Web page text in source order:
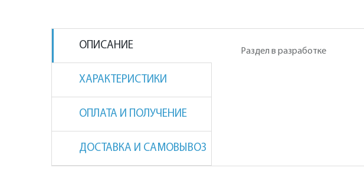
ОПИСАНИЕ
ХАРАКТЕРИСТИКИ
ОПЛАТА И ПОЛУЧЕНИЕ
ДОСТАВКА И САМОВЫВОЗ
Раздел в разработке